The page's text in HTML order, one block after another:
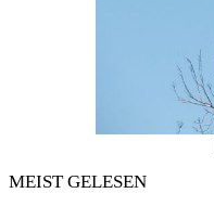
MEIST GELESEN